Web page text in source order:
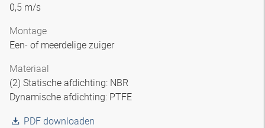
0,5 m/s
Montage
Een- of meerdelige zuiger
Materiaal
(2) Statische afdichting: NBR
Dynamische afdichting: PTFE
PDF downloaden